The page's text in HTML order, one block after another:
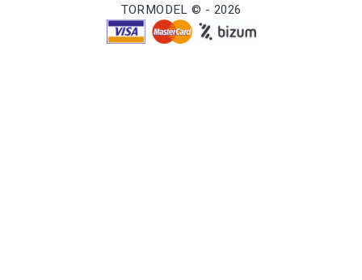
TORMODEL © - 2026